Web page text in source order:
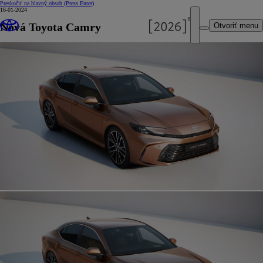
Preskočiť na hlavný obsah (Press Enter)
Otvoriť menu
16-01-2024
Nová Toyota Camry